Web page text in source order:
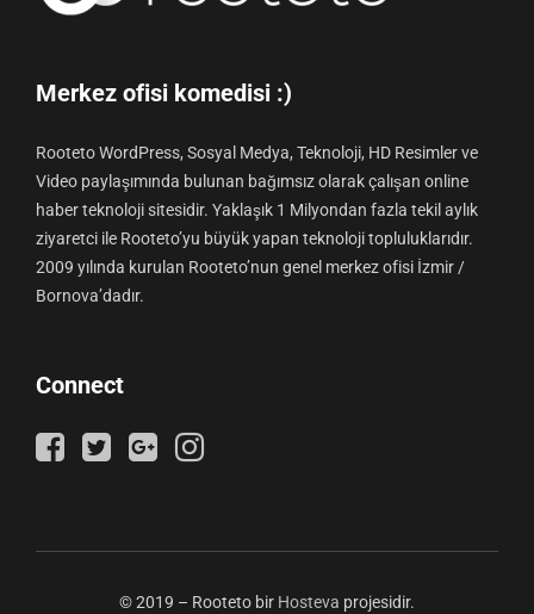
Merkez ofisi komedisi :)
Rooteto WordPress, Sosyal Medya, Teknoloji, HD Resimler ve
Video paylaşımında bulunan bağımsız olarak çalışan online
haber teknoloji sitesidir. Yaklaşık 1 Milyondan fazla tekil aylık
ziyaretci ile Rooteto’yu büyük yapan teknoloji topluluklarıdır.
2009 yılında kurulan Rooteto’nun genel merkez ofisi İzmir /
Bornova’dadır.
Connect
© 2019 – Rooteto bir Hosteva projesidir.